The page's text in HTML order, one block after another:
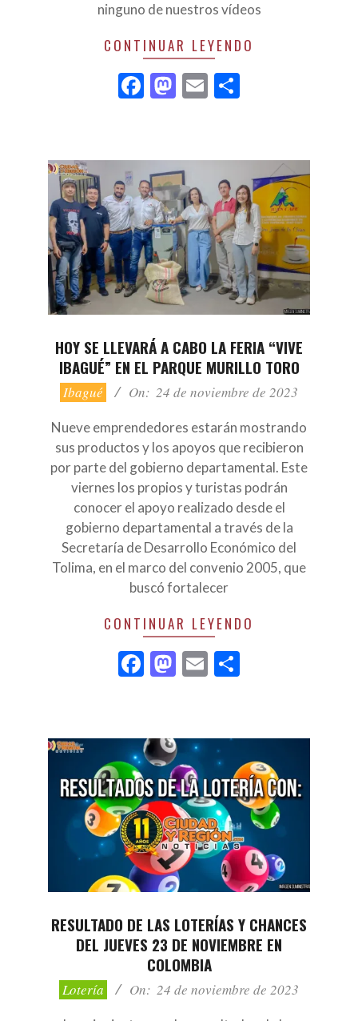
ninguno de nuestros vídeos
CONTINUAR LEYENDO
Facebook
Mastodon
Email
HOY SE LLEVARÁ A CABO LA FERIA “VIVE
IBAGUÉ” EN EL PARQUE MURILLO TORO
2023-
11-
24
Ibagué On: 24 de noviembre de 2023
Nueve emprendedores estarán mostrando
sus productos y los apoyos que recibieron
por parte del gobierno departamental. Este
viernes los propios y turistas podrán
conocer el apoyo realizado desde el
gobierno departamental a través de la
Secretaría de Desarrollo Económico del
Tolima, en el marco del convenio 2005, que
buscó fortalecer
CONTINUAR LEYENDO
Facebook
Mastodon
Email
RESULTADO DE LAS LOTERÍAS Y CHANCES
DEL JUEVES 23 DE NOVIEMBRE EN
COLOMBIA
2023-
11-
Lotería On: 24 de noviembre de 2023